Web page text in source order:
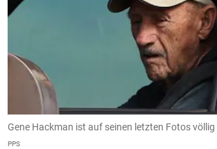
Gene Hackman ist auf seinen letzten Fotos
PPS